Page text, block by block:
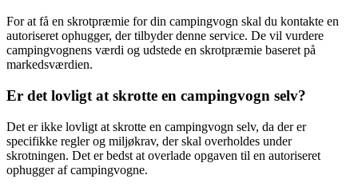
For at få en skrotpræmie for din campingvogn skal du kontakte en
autoriseret ophugger, der tilbyder denne service. De vil vurdere
campingvognens værdi og udstede en skrotpræmie baseret på
markedsværdien.
Er det lovligt at skrotte en campingvogn selv?
Det er ikke lovligt at skrotte en campingvogn selv, da der er
specifikke regler og miljøkrav, der skal overholdes under
skrotningen. Det er bedst at overlade opgaven til en autoriseret
ophugger af campingvogne.